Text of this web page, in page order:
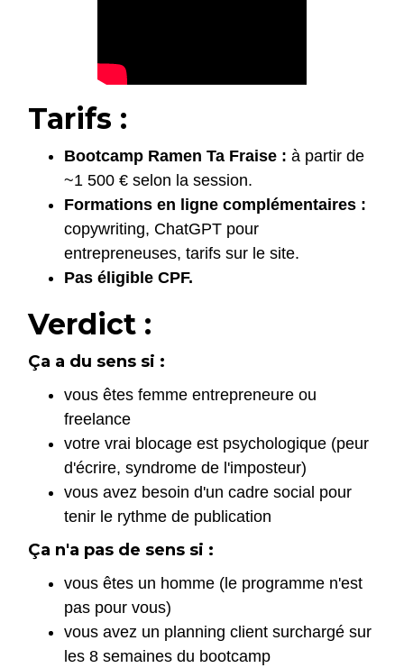
Tarifs :
Bootcamp Ramen Ta Fraise : à partir de
~1 500 € selon la session.
Formations en ligne complémentaires :
copywriting, ChatGPT pour
entrepreneuses, tarifs sur le site.
Pas éligible CPF.
Verdict :
Ça a du sens si :
vous êtes femme entrepreneure ou
freelance
votre vrai blocage est psychologique (peur
d'écrire, syndrome de l'imposteur)
vous avez besoin d'un cadre social pour
tenir le rythme de publication
Ça n'a pas de sens si :
vous êtes un homme (le programme n'est
pas pour vous)
vous avez un planning client surchargé sur
les 8 semaines du bootcamp